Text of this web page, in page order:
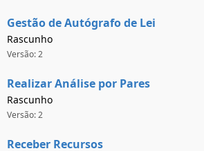
Gestão de Autógrafo de Lei
Rascunho
Versão: 2
Realizar Análise por Pares
Rascunho
Versão: 2
Receber Recursos